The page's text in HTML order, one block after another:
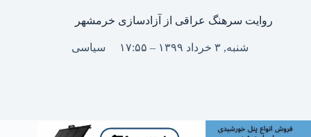
روایت سرهنگ عراقی از آزادسازی خرمشهر
شنبه, ۳ خرداد ۱۳۹۹ – ۱۷:۵۵ سیاسی